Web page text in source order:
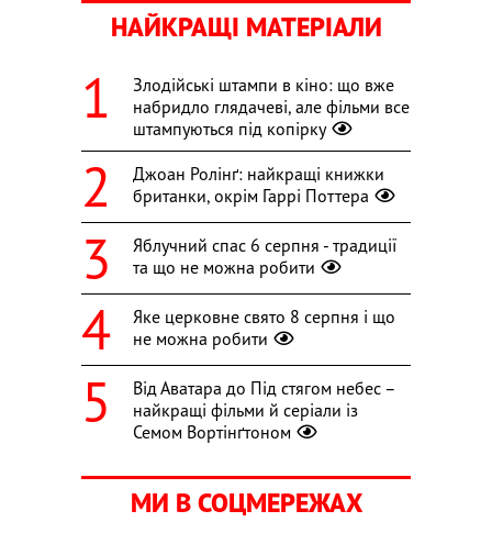
НАЙКРАЩІ МАТЕРІАЛИ
Злодійські штампи в кіно: що вже
набридло глядачеві, але фільми все
штампуються під копірку
Джоан Ролінґ: найкращі книжки
британки, окрім Гаррі Поттера
Яблучний спас 6 серпня - традиції
та що не можна робити
Яке церковне свято 8 серпня і що
не можна робити
Від Аватара до Під стягом небес –
найкращі фільми й серіали із
Семом Вортінґтоном
МИ В СОЦМЕРЕЖАХ